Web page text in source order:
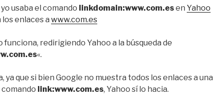
usaba el comando linkdomain:www.com.esen Yahoo
enlaces a www.com.es
funciona, redirigiendo Yahoo a la búsqueda de
«.
ya que si bien Google no muestra todos los enlaces a una
link:www.com.es, Yahoo sí lo hacia.